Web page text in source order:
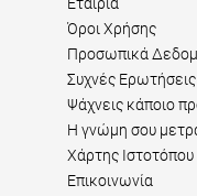
Όροι Χρήσης
Προσωπικά
Συχνές Ερωτήσεις
Ψάχνεις κάποιο
Η γνώμη σου
Χάρτης Ιστοτόπου
Επικοινωνία